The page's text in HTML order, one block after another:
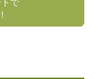
トで